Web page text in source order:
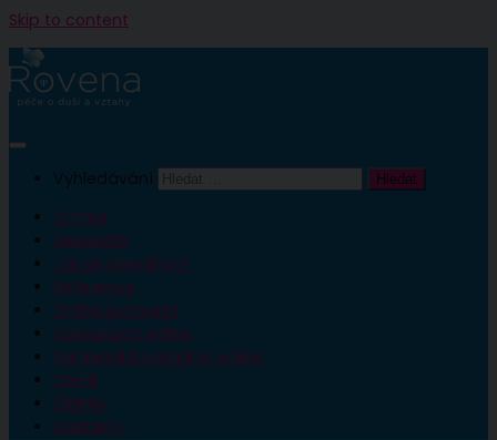
Skip to content
Vyhledávání
O mně
Semináře
Jak se objednat?
Reference
Online poradna
Konzultace online
Partnerská poradna online
Ceník
Články
Kontakty